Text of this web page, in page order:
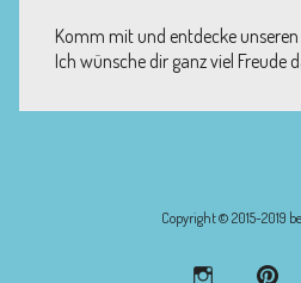
Komm mit und entdecke
Ich wünsche dir ganz viel Freude
Copyright © 2015-2019